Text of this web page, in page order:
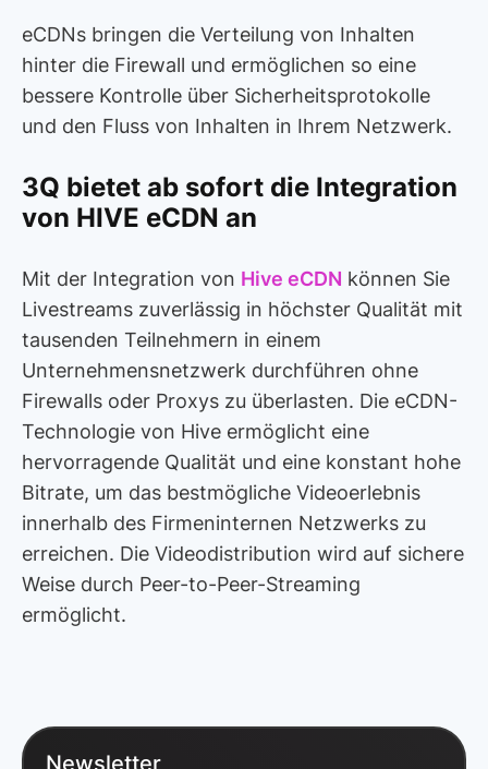
eCDNs bringen die Verteilung von Inhalten
hinter die Firewall und ermöglichen so eine
bessere Kontrolle über Sicherheitsprotokolle
und den Fluss von Inhalten in Ihrem Netzwerk.
3Q bietet ab sofort die Integration
von HIVE eCDN an
Mit der Integration von Hive eCDN können Sie
Livestreams zuverlässig in höchster Qualität mit
tausenden Teilnehmern in einem
Unternehmensnetzwerk durchführen ohne
Firewalls oder Proxys zu überlasten. Die eCDN-
Technologie von Hive ermöglicht eine
hervorragende Qualität und eine konstant hohe
Bitrate, um das bestmögliche Videoerlebnis
innerhalb des Firmeninternen Netzwerks zu
erreichen. Die Videodistribution wird auf sichere
Weise durch Peer-to-Peer-Streaming
ermöglicht.
Newsletter